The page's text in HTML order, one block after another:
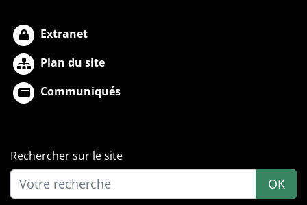
Extranet
Plan du site
Communiqués
Rechercher sur le site
OK